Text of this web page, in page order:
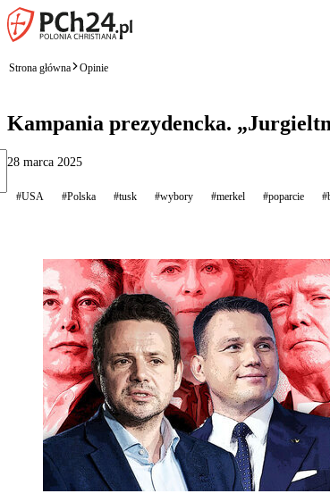
Strona główna Opinie
Kampania prezydencka.
28 marca 2025
#USA #Polska #tusk #wybory #merkel #poparcie